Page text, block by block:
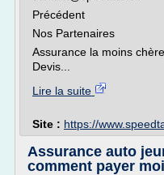
Précédent
Nos Partenaires
Assurance la moins
Devis...
Lire la suite
Site : https://
Assurance auto
comment payer